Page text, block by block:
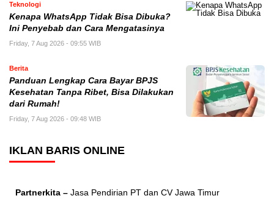
Teknologi
Kenapa WhatsApp Tidak Bisa Dibuka?
Ini Penyebab dan Cara Mengatasinya
Friday, 7 Aug 2026 - 09:55 WIB
Berita
Panduan Lengkap Cara Bayar BPJS
Kesehatan Tanpa Ribet, Bisa Dilakukan
dari Rumah!
Friday, 7 Aug 2026 - 09:48 WIB
IKLAN BARIS ONLINE
Partnerkita – Jasa Pendirian PT dan CV Jawa Timur